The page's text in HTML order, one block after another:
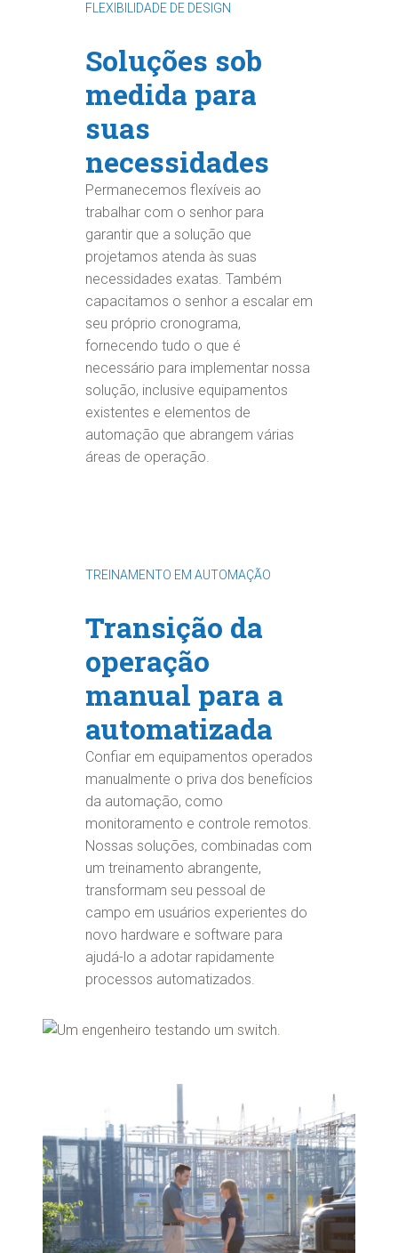
FLEXIBILIDADE DE DESIGN
Soluções sob
medida para
suas
necessidades
Permanecemos flexíveis ao
trabalhar com o senhor para
garantir que a solução que
projetamos atenda às suas
necessidades exatas. Também
capacitamos o senhor a escalar em
seu próprio cronograma,
fornecendo tudo o que é
necessário para implementar nossa
solução, inclusive equipamentos
existentes e elementos de
automação que abrangem várias
áreas de operação.
TREINAMENTO EM AUTOMAÇÃO
Transição da
operação
manual para a
automatizada
Confiar em equipamentos operados
manualmente o priva dos benefícios
da automação, como
monitoramento e controle remotos.
Nossas soluções, combinadas com
um treinamento abrangente,
transformam seu pessoal de
campo em usuários experientes do
novo hardware e software para
ajudá-lo a adotar rapidamente
processos automatizados.